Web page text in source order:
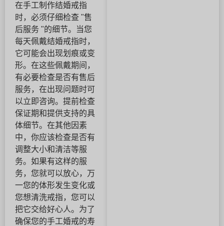
在手工制作结婚戒指
时，必须仔细检查 "售
后服务 "的细节。当您
每天佩戴结婚戒指时，
它可能会出现划痕或变
形。在这些佩戴期间，
有必要检查是否有售后
服务，在出现问题时可
以立即咨询。提前检查
保证期和提供支持的具
体细节。在其他因素
中，你应该检查是否有
调整大小和清洁等服
务。如果有这样的服
务，您就可以放心，万
一您的体形发生变化或
您想清洗戒指，您可以
把它交给好心人。为了
确保您的手工婚戒的寿